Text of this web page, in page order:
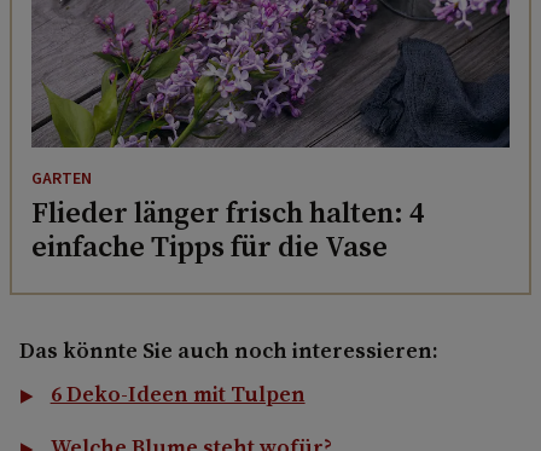
GARTEN
Flieder länger frisch halten: 4
einfache Tipps für die Vase
Das könnte Sie auch noch interessieren:
6 Deko-Ideen mit Tulpen